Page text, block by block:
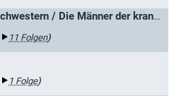
Die kranken Schwestern / Die Männer der kranken Schwestern
11 Folgen)
1 Folge)